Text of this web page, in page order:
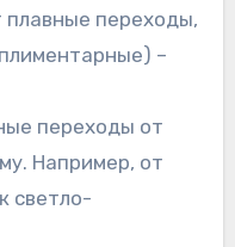
переходы,
–
переходы от
Например, от
светло-